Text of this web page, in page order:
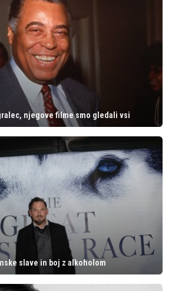
njegove filme smo gledali vsi
slave in boj z alkoholom